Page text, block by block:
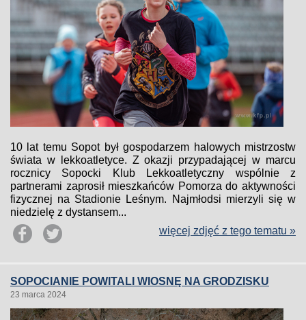
10 lat temu Sopot był gospodarzem halowych mistrzostw
świata w lekkoatletyce. Z okazji przypadającej w marcu
rocznicy Sopocki Klub Lekkoatletyczny wspólnie z
partnerami zaprosił mieszkańców Pomorza do aktywności
fizycznej na Stadionie Leśnym. Najmłodsi mierzyli się w
niedzielę z dystansem...
więcej zdjęć z tego tematu »
SOPOCIANIE POWITALI WIOSNĘ NA GRODZISKU
23 marca 2024